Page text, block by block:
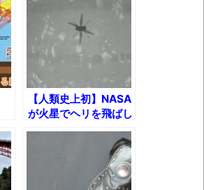
このデカさが規格外だったｗ
談でしょう、ファインマンさ
」発売
形で2400万円超えの美女、水着
周年ですがnoteに引っ越します
シーズン7 ファイナルシーズンの
【人類史上初】NASA
が火星でヘリを飛ばし
た瞬間!!